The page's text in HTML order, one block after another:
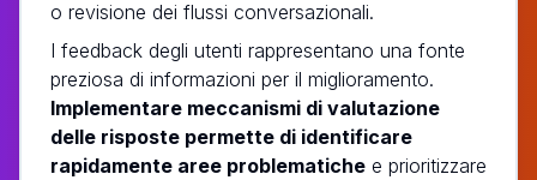
o revisione dei flussi conversazionali.
I feedback degli utenti rappresentano una fonte
preziosa di informazioni per il miglioramento.
Implementare meccanismi di valutazione
delle risposte permette di identificare
rapidamente aree problematiche e prioritizzare